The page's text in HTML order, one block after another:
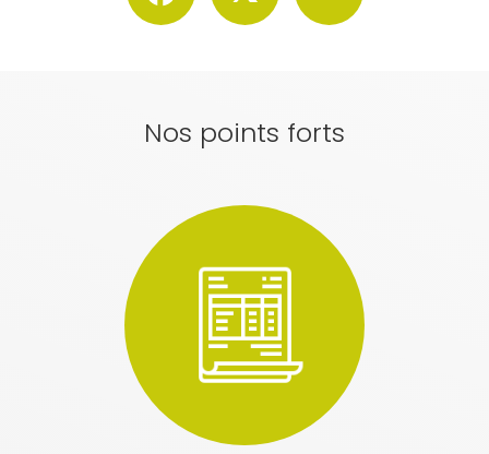
Nos points forts